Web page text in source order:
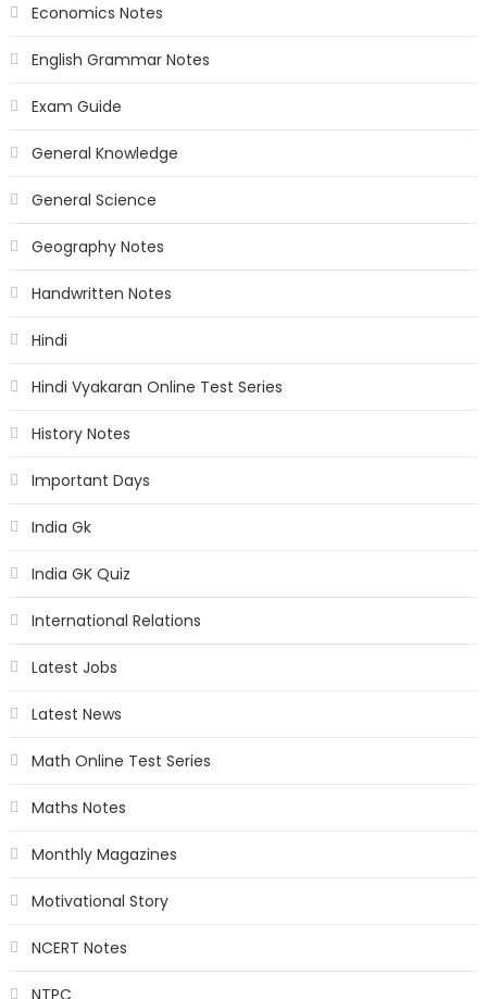
Economics Notes
English Grammar Notes
Exam Guide
General Knowledge
General Science
Geography Notes
Handwritten Notes
Hindi
Hindi Vyakaran Online Test Series
History Notes
Important Days
India Gk
India GK Quiz
International Relations
Latest Jobs
Latest News
Math Online Test Series
Maths Notes
Monthly Magazines
Motivational Story
NCERT Notes
NTPC